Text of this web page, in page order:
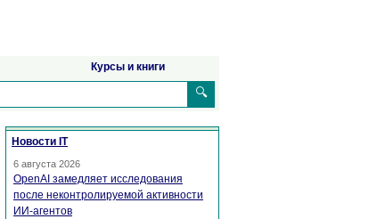
Курсы и книги
🔍
Новости IT
6 августа 2026
OpenAI замедляет исследования
после неконтролируемой активности
ИИ-агентов